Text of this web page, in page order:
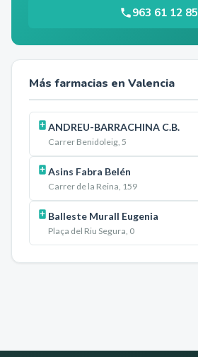
963 61 12 85
Más farmacias en Valencia
ANDREU-BARRACHINA C.B.
Carrer Benidoleig, 5
Asins Fabra Belén
Carrer de la Reina, 159
Balleste Murall Eugenia
Plaça del Riu Segura, 0